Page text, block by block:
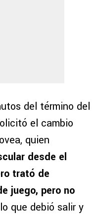
del término del
el cambio
quien
desde el
trató de
juego, pero no
que debió salir y